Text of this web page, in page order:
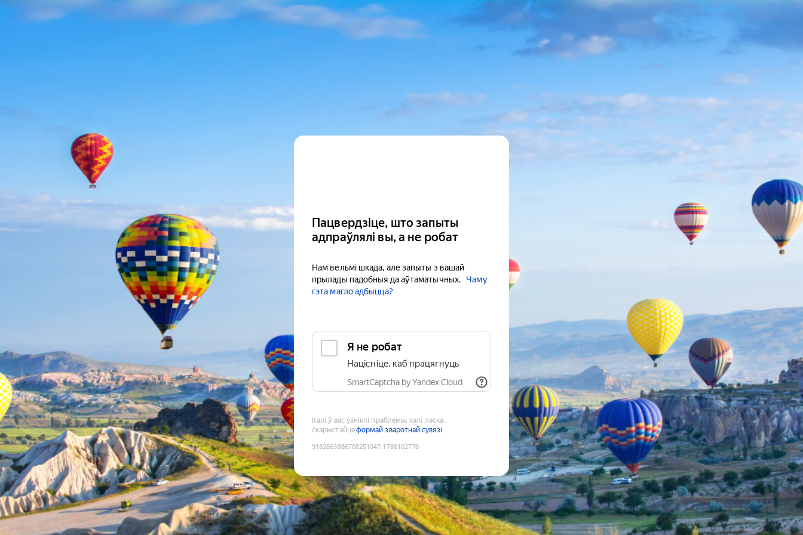
Пацвердзіце, што запыты
адпраўлялі вы, а не робат
Нам вельмі шкада, але запыты з вашай
прылады падобныя да аўтаматычных.
Чаму
гэта магло адбыцца?
Я не робат
Націсніце, каб працягнуць
SmartCaptcha by Yandex Cloud
Калі ў вас узніклі праблемы, калі ласка,
скарыстайцеформай зваротнай сувязі
9182863886708251047:1786102776